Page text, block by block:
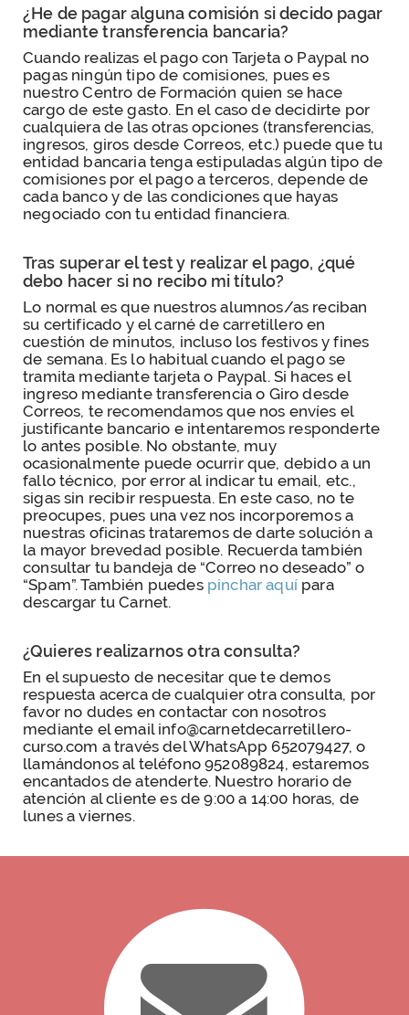
¿He de pagar alguna comisión si decido pagar
mediante transferencia bancaria?
Cuando realizas el pago con Tarjeta o Paypal no
pagas ningún tipo de comisiones, pues es
nuestro Centro de Formación quien se hace
cargo de este gasto. En el caso de decidirte por
cualquiera de las otras opciones (transferencias,
ingresos, giros desde Correos, etc.) puede que tu
entidad bancaria tenga estipuladas algún tipo de
comisiones por el pago a terceros, depende de
cada banco y de las condiciones que hayas
negociado con tu entidad financiera.
Tras superar el test y realizar el pago, ¿qué
debo hacer si no recibo mi título?
Lo normal es que nuestros alumnos/as reciban
su certificado y el carné de carretillero en
cuestión de minutos, incluso los festivos y fines
de semana. Es lo habitual cuando el pago se
tramita mediante tarjeta o Paypal. Si haces el
ingreso mediante transferencia o Giro desde
Correos, te recomendamos que nos envíes el
justificante bancario e intentaremos responderte
lo antes posible. No obstante, muy
ocasionalmente puede ocurrir que, debido a un
fallo técnico, por error al indicar tu email, etc.,
sigas sin recibir respuesta. En este caso, no te
preocupes, pues una vez nos incorporemos a
nuestras oficinas trataremos de darte solución a
la mayor brevedad posible. Recuerda también
consultar tu bandeja de “Correo no deseado” o
“Spam”. También puedes pinchar aquípara
descargar tu Carnet.
¿Quieres realizarnos otra consulta?
En el supuesto de necesitar que te demos
respuesta acerca de cualquier otra consulta, por
favor no dudes en contactar con nosotros
mediante el email info@carnetdecarretillero-
curso.com a través del WhatsApp 652079427, o
llamándonos al teléfono 952089824, estaremos
encantados de atenderte. Nuestro horario de
atención al cliente es de 9:00 a 14:00 horas, de
lunes a viernes.